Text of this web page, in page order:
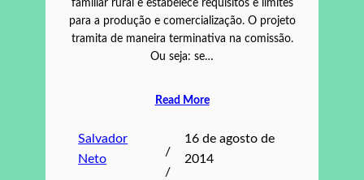
familiar rural e estabelece requisitos e limites
para a produção e comercialização. O projeto
tramita de maneira terminativa na comissão.
Ou seja: se…
Read More
Salvador
Neto
/
/
16 de agosto de
2014